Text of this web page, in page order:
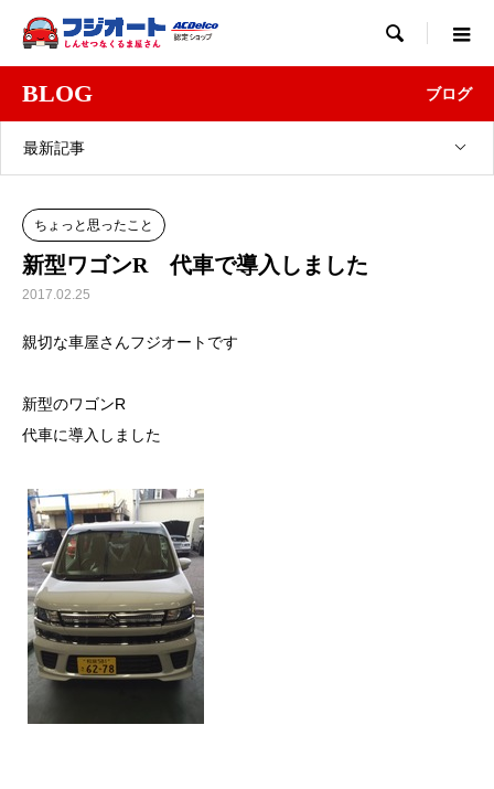

BLOG ブログ
最新記事
ちょっと思ったこと
新型ワゴンR 代車で導入しました
2017.02.25
親切な車屋さんフジオートです
新型のワゴンR
代車に導入しました